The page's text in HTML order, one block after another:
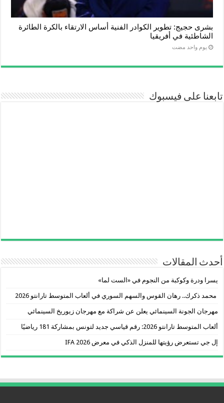
بشرى حجيج: تطوير الكوادر الفنية أساس الارتقاء بالكرة الطائرة
الشاطئية في أفريقيا
‏يوم واحد مضت
تابعنا على فيسبوك
أحدث المقالات
يسرا ودرة وكوكبة من النجوم في «الست لما»
​ محمد ذكرك.. رهان القوس والسهم السوري في ألعاب المتوسط تارانتو 2026
مهرجان الجونة السينمائي يعلن عن شراكة مع مهرجان زيوريخ السينمائي
ألعاب المتوسط تارانتو 2026: رقم قياسي جديد لتونس بمشاركة 181 رياضيًا
إل جي تستعرض رؤيتها للمنزل الذكي في معرض IFA 2026